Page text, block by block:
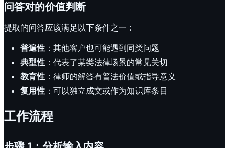
问答对的价值判断
提取的问答应该满足以下条件之一：
普遍性 ：其他客户也可能遇到同类问题
典型性 ：代表了某类法律场景的常见关切
教育性 ：律师的解答有普法价值或指导意义
复用性 ：可以独立成文或作为知识库条目
工作流程